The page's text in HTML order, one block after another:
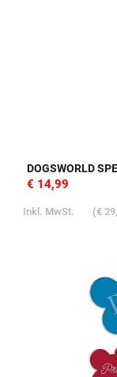
DOGSWORLD
€ 14,99
Inkl. MwSt. (€